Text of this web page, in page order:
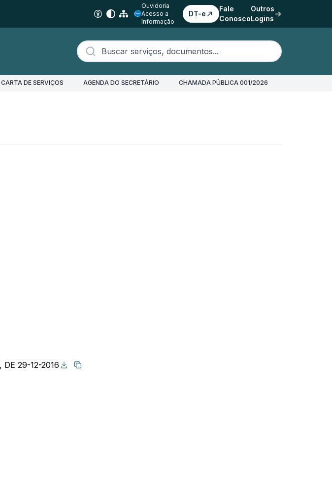
Ouvidoria
Acesso a
Informação
DT-e
Fale
Conosco
Outros
Logins
Buscar serviços, documentos...
CARTA DE SERVIÇOS AGENDA DO SECRETÁRIO CHAMADA PÚBLICA 001/2026
DE 29-12-2016 Copiar link